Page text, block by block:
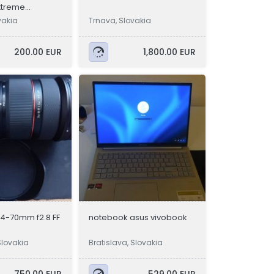
200.00 EUR
Trnava, Slovakia
1,800.00 EUR
70mm f2.8 FF notebook asus vivobook
Bratislava, Slovakia